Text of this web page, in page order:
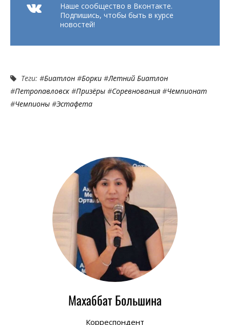
Наше сообщество в Вконтакте.
Подпишись, чтобы быть в курсе
новостей!
Теги: #Биатлон #Борки #Летний Биатлон
#Петропавловск #Призёры #Соревнования #Чемпионат
#Чемпионы #Эстафета
Махаббат Большина
Корреспондент